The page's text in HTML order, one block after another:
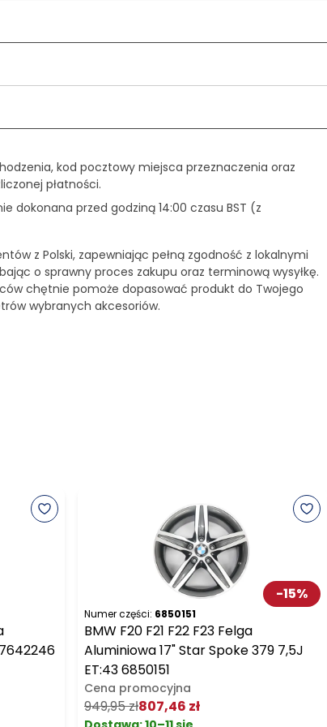
kod pocztowy miejsca przeznaczenia oraz
płatności.
dokonana przed godziną 14:00 czasu BST (z
z Polski, zapewniając pełną zgodność z lokalnymi
o sprawny proces zakupu oraz terminową wysyłkę.
chętnie pomoże dopasować produkt do Twojego
wybranych akcesoriów.
-15%
Numer części: 6850151
BMW F20 F21 F22 F23 Felga
Aluminiowa 17" Star Spoke 379 7,5J
ET:43 6850151
Cena promocyjna
949,95 zł807,46 zł